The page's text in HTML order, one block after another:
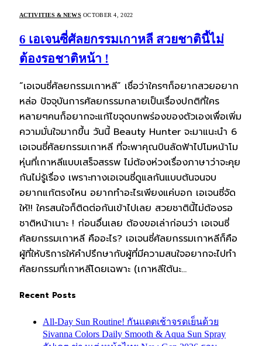
ACTIVITIES & NEWS OCTOBER 4, 2022
6 เอเจนซี่ศัลยกรรมเกาหลี สวยชาตินี้ไม่
ต้องรอชาติหน้า !
“เอเจนซี่ศัลยกรรมเกาหลี” เชื่อว่าใครๆก็อยากสวยอยาก
หล่อ ปัจจุบันการศัลยกรรมกลายเป็นเรื่องปกติที่ใคร
หลายๆคนก็อยากจะแก้ไขจุดบกพร่องของตัวเองเพื่อเพิ่ม
ความมั่นใจมากขึ้น วันนี้ Beauty Hunter จะมาแนะนำ 6
เอเจนซี่ศัลยกรรมเกาหลี ที่จะพาคุณบินลัดฟ้าไปโมหน้าโม
หุ่นที่เกาหลีแบบเสร็จสรรพ ไม่ต้องห่วงเรื่องภาษาว่าจะคุย
กันไม่รู้เรื่อง เพราะทางเอเจนซี่ดูแลกันแบบต้นจนจบ
อยากแก้ตรงไหน อยากทำอะไรเพียงแค่บอก เอเจนซี่จัด
ให้!! ใครสนใจก็ติดต่อกันเข้าไปเลย สวยชาตินี้ไม่ต้องรอ
ชาติหน้าเนาะ ! ก่อนอื่นเลย ต้องขอเล่าก่อนว่า เอเจนซี่
ศัลยกรรมเกาหลี คืออะไร? เอเจนซี่ศัลยกรรมเกาหลีก็คือ
ผู้ที่ให้บริการให้คำปรึกษากับผู้ที่มีความสนใจอยากจะไปทำ
ศัลยกรรมที่เกาหลีโดยเฉพาะ (เกาหลีใต้นะ…
Recent Posts
All-Day Sun Routine! กันแดดเช้าจรดเย็นด้วย
Sivanna Colors Daily Smooth & Aqua Sun Spray